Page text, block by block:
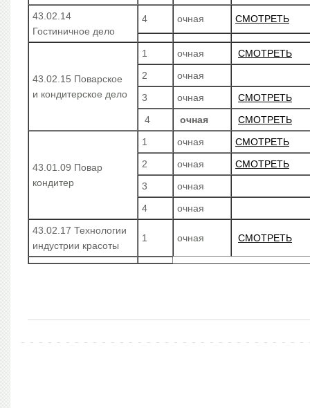
43.02.14
Гостиничное дело
4 очная СМОТРЕТЬ
43.02.15 Поварское
и кондитерское дело
1 очная
СМОТРЕТЬ
2
очная
3
очная
СМОТРЕТЬ
4
очная СМОТРЕТЬ
43.01.09 Повар
кондитер
1 очная
СМОТРЕТЬ
2
очная
СМОТРЕТЬ
3
очная
4
очная
43.02.17 Технологии
индустрии красоты
1 очная СМОТРЕТЬ